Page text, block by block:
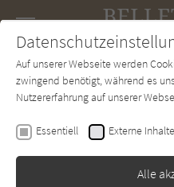
SUCHE Forum
Mario Vargas Llosa
Der Krieg
Erschienen: Januar
Auf unserer Webseite werden
zwingend benötigt, während es
Nutzererfahrung auf unserer
Essentiell Externe Inhalte
Alle